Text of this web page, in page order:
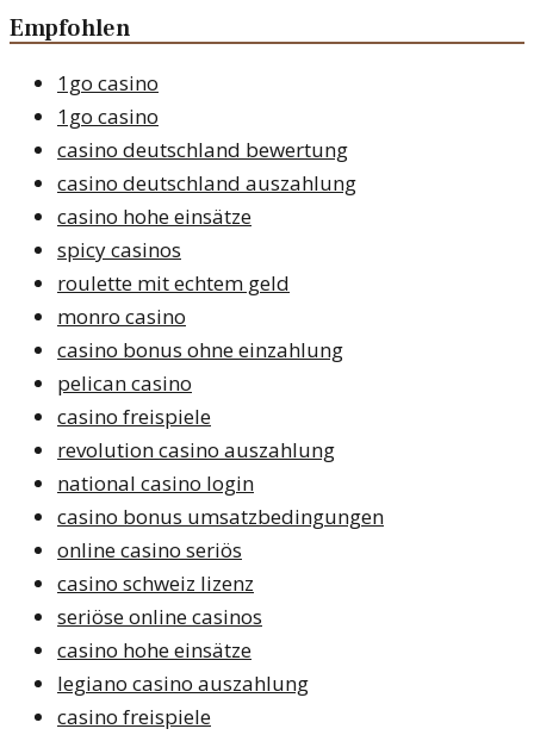
Empfohlen
1go casino
1go casino
casino deutschland bewertung
casino deutschland auszahlung
casino hohe einsätze
spicy casinos
roulette mit echtem geld
monro casino
casino bonus ohne einzahlung
pelican casino
casino freispiele
revolution casino auszahlung
national casino login
casino bonus umsatzbedingungen
online casino seriös
casino schweiz lizenz
seriöse online casinos
casino hohe einsätze
legiano casino auszahlung
casino freispiele